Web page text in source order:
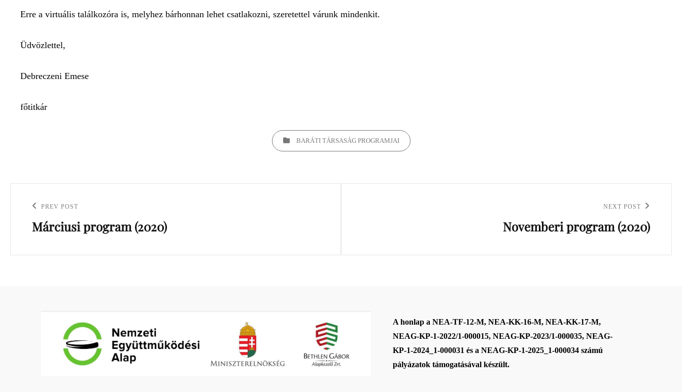
Erre a virtuális találkozóra is, melyhez bárhonnan lehet csatlakozni, szeretettel várunk mindenkit.
Üdvözlettel,
Debreczeni Emese
főtitkár
BARÁTI TÁRSASÁG PROGRAMJAI
Previous
Post
PREV POST
Márciusi program (2020)
NEXT POST
Novemberi program (2020)
A honlap a NEA-TF-12-M, NEA-KK-16-M, NEA-KK-17-M,
NEAG-KP-1-2022/1-000015, NEAG-KP-2023/1-000035, NEAG-
KP-1-2024_1-000031 és a NEAG-KP-1-2025_1-000034 számú
pályázatok támogatásával készült.